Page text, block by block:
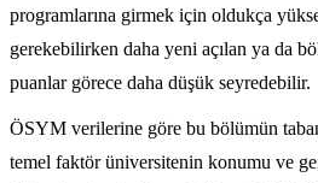
programlarına girmek için oldukça
gerekebilirken daha yeni açılan ya da
puanlar görece daha düşük seyredebilir.
ÖSYM verilerine göre bu bölümün
temel faktör üniversitenin konumu ve